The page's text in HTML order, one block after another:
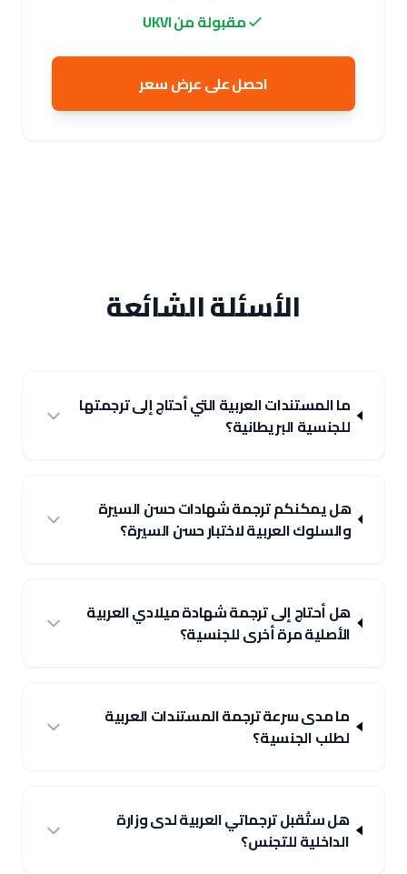
مقبولة من UKVI
احصل على عرض سعر
الأسئلة الشائعة
ما المستندات العربية التي أحتاج إلى ترجمتها
للجنسية البريطانية؟
هل يمكنكم ترجمة شهادات حسن السيرة
والسلوك العربية لاختبار حسن السيرة؟
هل أحتاج إلى ترجمة شهادة ميلادي العربية
الأصلية مرة أخرى للجنسية؟
ما مدى سرعة ترجمة المستندات العربية
لطلب الجنسية؟
هل ستُقبل ترجماتي العربية لدى وزارة
الداخلية للتجنس؟